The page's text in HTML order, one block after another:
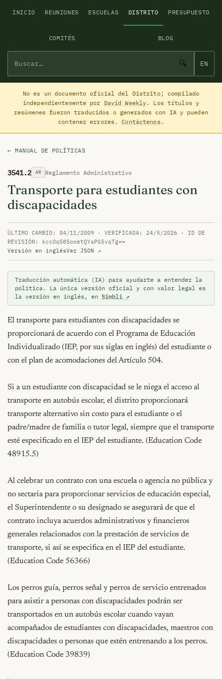
INICIO REUNIONES ESCUELAS DISTRITO PRESUPUESTO
COMITÉS BLOG
🔍 EN
No es un documento oficial del Distrito; compilado
independientemente por David Weekly. Los títulos y
resúmenes fueron traducidos o generados con IA y pueden
contener errores. Contáctenos.
← MANUAL DE POLÍTICAS
3541.2 AR Reglamento Administrativo
Transporte para estudiantes con
discapacidades
ÚLTIMO CAMBIO: 04/11/2009 · VERIFICADA: 24/5/2026 · ID DE
REVISIÓN: kccOq58SooetQYaPG5vqTg==
Versión en inglésVer JSON ↗
Traducción automática (IA) para ayudarte a entender la
política. La única versión oficial y con valor legal es
la versión en inglés, en Simbli ↗
El transporte para estudiantes con discapacidades se
proporcionará de acuerdo con el Programa de Educación
Individualizado (IEP, por sus siglas en inglés) del estudiante o
con el plan de acomodaciones del Artículo 504.
Si a un estudiante con discapacidad se le niega el acceso al
transporte en autobús escolar, el distrito proporcionará
transporte alternativo sin costo para el estudiante o el
padre/madre de familia o tutor legal, siempre que el transporte
esté especificado en el IEP del estudiante. (Education Code
48915.5)
Al celebrar un contrato con una escuela o agencia no pública y
no sectaria para proporcionar servicios de educación especial,
el Superintendente o su designado se asegurará de que el
contrato incluya acuerdos administrativos y financieros
generales relacionados con la prestación de servicios de
transporte, si así se especifica en el IEP del estudiante.
(Education Code 56366)
Los perros guía, perros señal y perros de servicio entrenados
para asistir a personas con discapacidades podrán ser
transportados en un autobús escolar cuando vayan
acompañados de estudiantes con discapacidades, maestros con
discapacidades o personas que estén entrenando a los perros.
(Education Code 39839)